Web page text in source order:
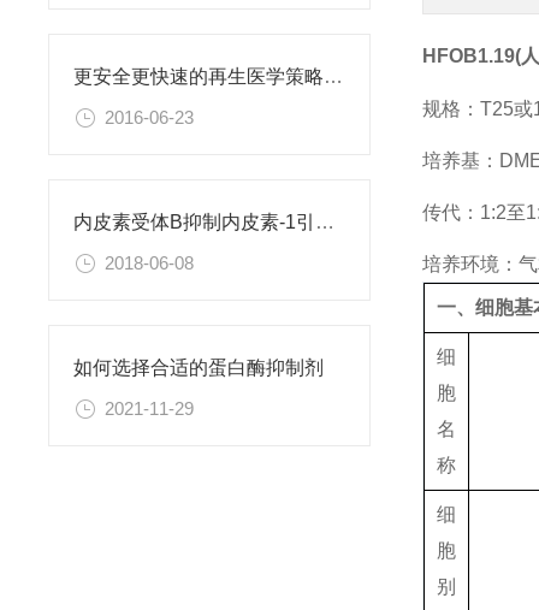
更安全更快速的再生医学策略：利用直接重编程改变细胞身份
2016-06-23
内皮素受体B抑制内皮素-1引起的肝星状细胞活化
2018-06-08
如何选择合适的蛋白酶抑制剂
2021-11-29
HFOB1.19(
规格：T25或
培养基：
传代：1:2至
培养环境：
一、细胞基
细
胞
名
称
细
胞
别